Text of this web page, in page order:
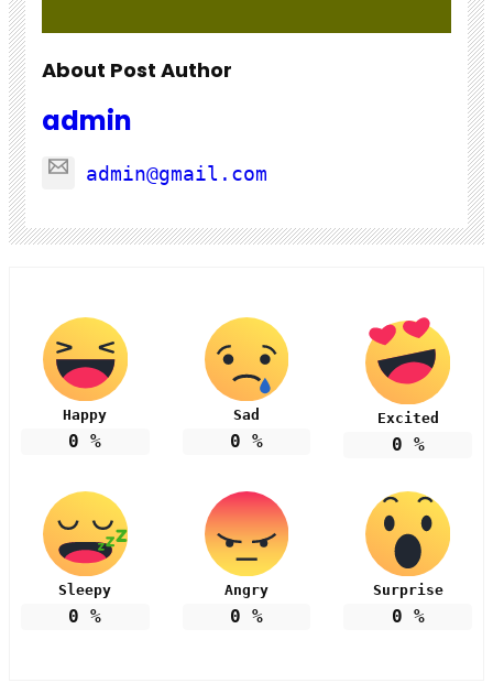
About Post Author
admin
admin@gmail.com
Happy
0 %
Sad
0 %
Excited
0 %
Sleepy
0 %
Angry
0 %
Surprise
0 %